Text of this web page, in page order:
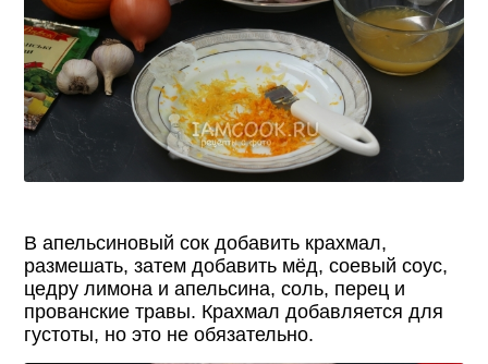
В апельсиновый сок добавить крахмал,
размешать, затем добавить мёд, соевый соус,
цедру лимона и апельсина, соль, перец и
прованские травы. Крахмал добавляется для
густоты, но это не обязательно.